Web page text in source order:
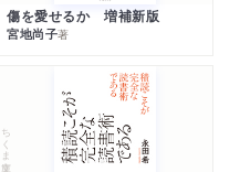
傷を愛せるか 増補新版
宮地尚子著
ちくま文庫